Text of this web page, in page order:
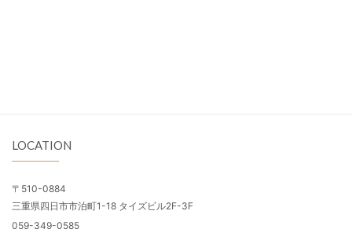
LOCATION
〒510-0884
三重県四日市市泊町1-18 タイズビル2F-3F
059-349-0585